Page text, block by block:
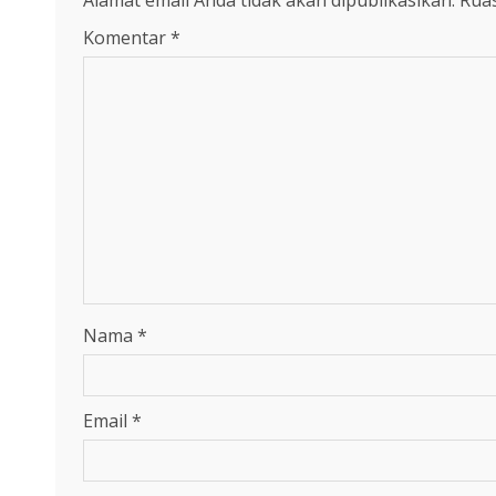
Komentar*
Nama *
Email *